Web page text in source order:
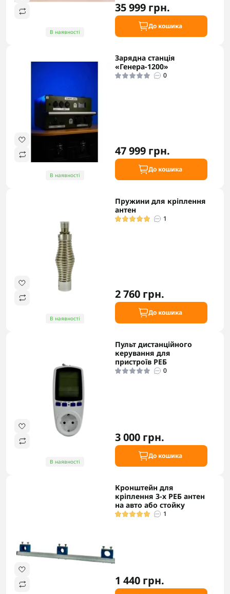
В наявності
35 999 грн.
До кошика
В наявності
Зарядна станція
«Генера-1200»
0
47 999 грн.
До кошика
В наявності
Пружини для кріплення
антен
1
2 760 грн.
До кошика
В наявності
Пульт дистанційного
керування для
пристроїв РЕБ
0
3 000 грн.
До кошика
Кронштейн для
кріплення 3-х РЕБ антен
на авто або стойку
1
1 440 грн.